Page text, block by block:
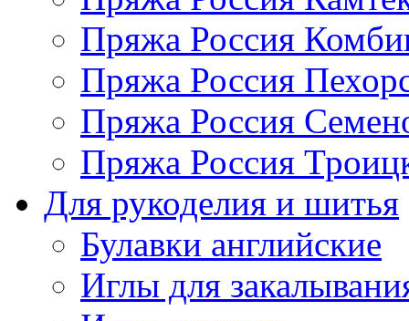
Пряжа Россия
Пряжа Россия
Пряжа Россия
Пряжа Россия
Для рукоделия и шитья
Булавки английские
Иглы для